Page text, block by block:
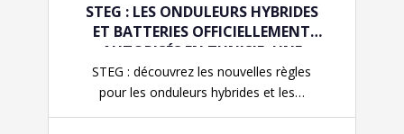
STEG : LES ONDULEURS HYBRIDES
ET BATTERIES OFFICIELLEMENT
AUTORISÉS EN TUNISIE, UNE
AVANCÉE MAJEURE POUR LE
STOCKAGE D’ÉNERGIE
STEG : découvrez les nouvelles règles
pour les onduleurs hybrides et les…